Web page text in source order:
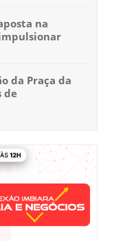
na
da Praça da
de